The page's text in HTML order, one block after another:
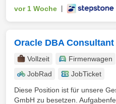
vor 1 Woche
Oracle DBA Consultant
Vollzeit Firmenwagen
JobRad
JobTicket
Diese Position ist für unsere
GmbH zu besetzen.